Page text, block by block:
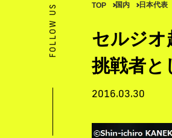
FOLLOW US TOP 国内 日本代表
セルジオ
挑戦者と
2016.03.30